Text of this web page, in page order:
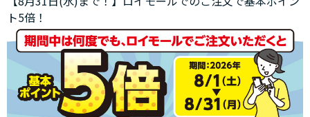
ト5倍！